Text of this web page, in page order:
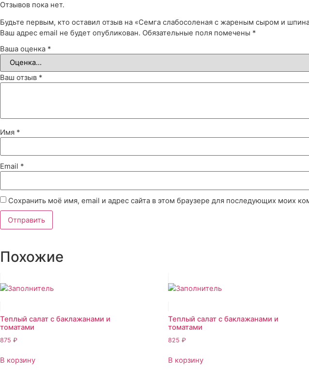
Отзывов пока нет.
Будьте первым, кто оставил отзыв на «Семга слабосоленая с жареным сыром и
Ваш адрес email не будет опубликован. Обязательные поля помечены *
Ваша оценка *
Ваш отзыв *
Имя *
Email *
Сохранить моё имя, email и адрес сайта в этом браузере для последующих моих
Похожие
Теплый салат с баклажанами и
томатами
875 ₽
В корзину
Теплый салат с баклажанами и
томатами
825₽
В корзину